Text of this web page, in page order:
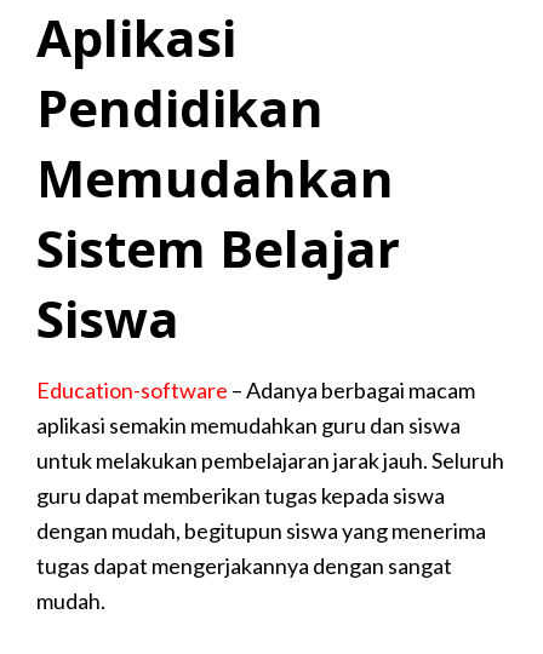
Aplikasi
Pendidikan
Memudahkan
Sistem Belajar
Siswa
Education-software – Adanya berbagai macam
aplikasi semakin memudahkan guru dan siswa
untuk melakukan pembelajaran jarak jauh. Seluruh
guru dapat memberikan tugas kepada siswa
dengan mudah, begitupun siswa yang menerima
tugas dapat mengerjakannya dengan sangat
mudah.